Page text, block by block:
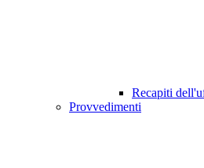
Recapiti
Provvedimenti